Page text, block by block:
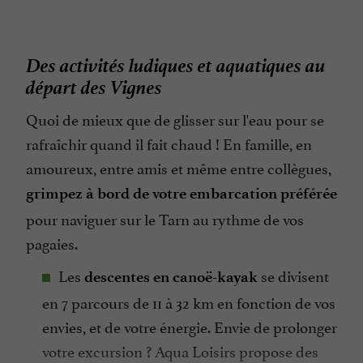
Des activités ludiques et aquatiques au
départ des Vignes
Quoi de mieux que de glisser sur l'eau pour se
rafraîchir quand il fait chaud ! En famille, en
amoureux, entre amis et même entre collègues,
grimpez à bord de votre embarcation préférée
pour naviguer sur le Tarn au rythme de vos
pagaies.
Les descentes en canoë-kayak se divisent
en 7 parcours de 11 à 32 km en fonction de vos
envies, et de votre énergie. Envie de prolonger
votre excursion ? Aqua Loisirs propose des